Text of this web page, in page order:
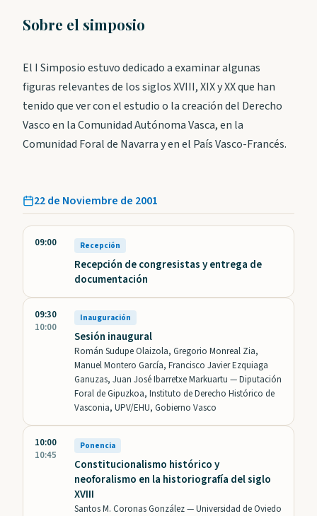
Sobre el simposio
El I Simposio estuvo dedicado a examinar algunas
figuras relevantes de los siglos XVIII, XIX y XX que han
tenido que ver con el estudio o la creación del Derecho
Vasco en la Comunidad Autónoma Vasca, en la
Comunidad Foral de Navarra y en el País Vasco-Francés.
22 de Noviembre de 2001
09:00 Recepción
Recepción de congresistas y entrega de
documentación
09:30
10:00
Inauguración
Sesión inaugural
Román Sudupe Olaizola, Gregorio Monreal Zia,
Manuel Montero García, Francisco Javier Ezquiaga
Ganuzas, Juan José Ibarretxe Markuartu —Diputación
Foral de Gipuzkoa, Instituto de Derecho Histórico de
Vasconia, UPV/EHU, Gobierno Vasco
10:00
10:45
Ponencia
Constitucionalismo histórico y
neoforalismo en la historiografía del siglo
XVIII
Santos M. Coronas González —Universidad de Oviedo